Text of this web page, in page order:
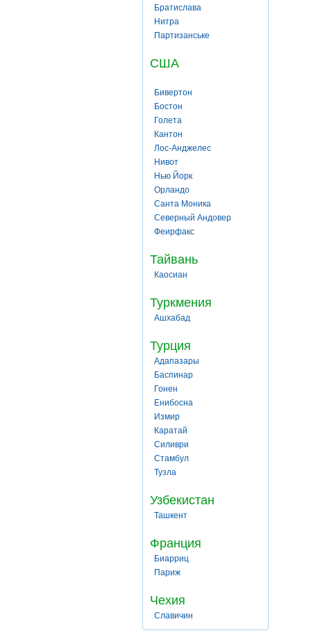
Братислава
Нитра
Партизанське
США
Бивертон
Бостон
Голета
Кантон
Лос-Анджелес
Нивот
Нью Йорк
Орландо
Санта Моника
Северный Андовер
Феирфакс
Тайвань
Каосиан
Туркмения
Ашхабад
Турция
Адапазары
Баспинар
Гонен
Енибосна
Измир
Каратай
Силиври
Стамбул
Тузла
Узбекистан
Ташкент
Франция
Биарриц
Париж
Чехия
Славичин